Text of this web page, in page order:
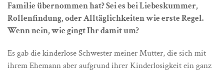
Familie übernommen hat? Sei es bei Liebeskummer,
Rollenfindung, oder Alltäglichkeiten wie erste Regel.
Wenn nein, wie gingt Ihr damit um?
Es gab die kinderlose Schwester meiner Mutter, die sich mit
ihrem Ehemann aber aufgrund ihrer Kinderlosigkeit ein ganz